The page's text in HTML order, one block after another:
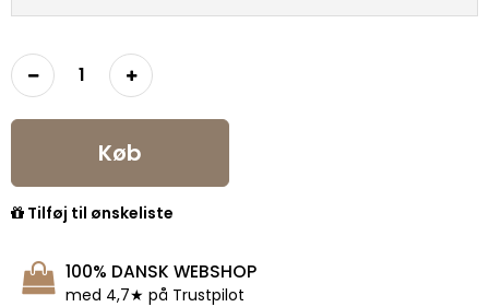
Køb
Tilføj til ønskeliste
100% DANSK WEBSHOP
med 4,7★ på Trustpilot